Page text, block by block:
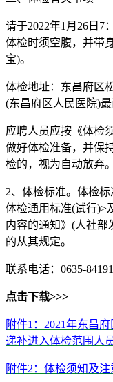
请于2022年1月26日7
体检时须空腹，并带
宝)。
体检地址：东昌府区
(东昌府区人民医院)
应聘人员应按《体检
做好体检准备，并保
检的，视为自动放弃。
2、体检标准。体检
体检通用标准(试行)>
内容的通知》(人社部
的从其规定。
联系电话：0635-
点击下载>>>
附件1：2021年东昌
递补进入体检范围人
附件2：体检须知及注